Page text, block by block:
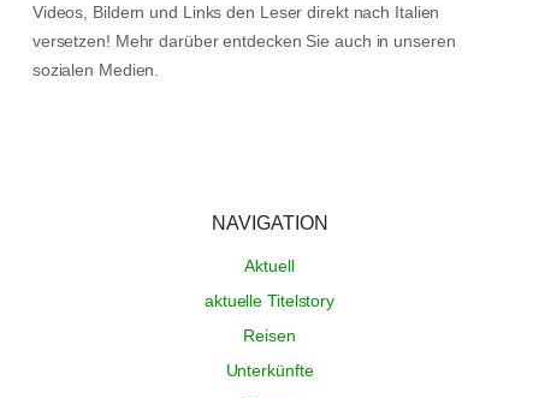
Videos, Bildern und Links den Leser direkt nach Italien
versetzen! Mehr darüber entdecken Sie auch in unseren
sozialen Medien.
NAVIGATION
Aktuell
aktuelle Titelstory
Reisen
Unterkünfte